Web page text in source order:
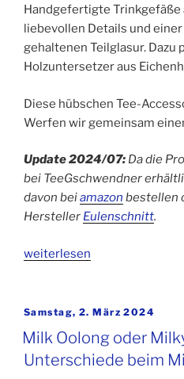
Handgefertigte Trinkgefäße
liebevollen Details und
gehaltenen Teilglasur. Dazu
Holzuntersetzer aus
Diese hübschen Tee-
Werfen wir gemeinsam
Update 2024/07: Da die
bei TeeGschwendner
davon beiamazon bestellen
Hersteller Eulenschnitt.
„Teebecher,
Untersetzer
–
handschmeichelnde
Tee-
weiterlesen
Veröffentlicht
Samstag, 2. März 2024
Milk Oolong oder
Unterschiede beim